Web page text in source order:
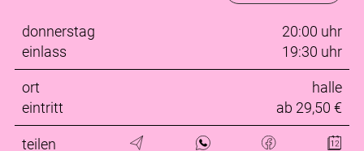
donnerstag
20:00 uhr
einlass
19:30 uhr
ort
halle
eintritt
ab 29,50 €
teilen